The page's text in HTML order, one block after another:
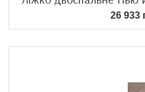
26 933